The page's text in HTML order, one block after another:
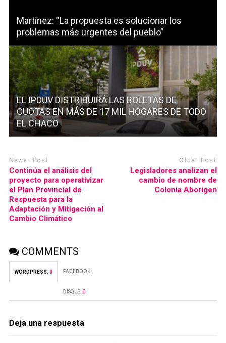
Martínez: “La propuesta es solucionar los
problemas más urgentes del pueblo”
EL IPDUV DISTRIBUIRÁ LAS BOLETAS DE
CUOTAS EN MÁS DE 17 MIL HOGARES DE TODO
EL CHACO
Newer Post
Continúa el análisis del
proyecto para operativizar
el Plan Provincial de
Respuesta para la
Adaptación y Mitigación al
Cambio Climático
Older Post
Legisladores analizan el
cambio de nombre de
Colonia Aborigen
COMMENTS
WORDPRESS: 0 FACEBOOK:
DISQUS: 0
Deja una respuesta